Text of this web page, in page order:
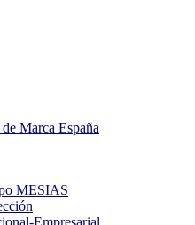
MESIAS
Empresarial